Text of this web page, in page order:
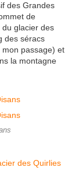
des Grandes
de
du glacier des
des séracs
mon passage) et
la montagne